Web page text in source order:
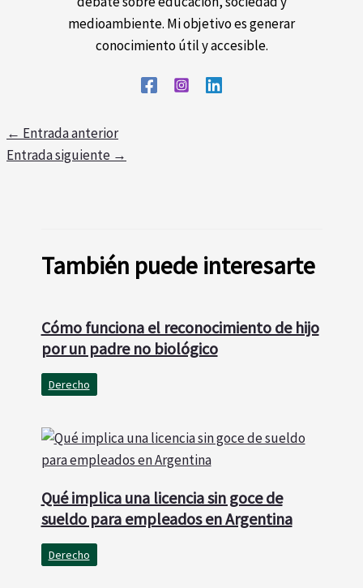
medioambiente. Mi objetivo es generar
conocimiento útil y accesible.
← Entrada anterior
Entrada siguiente →
También puede interesarte
Cómo funciona el reconocimiento de hijo
por un padre no biológico
Derecho
Qué implica una licencia sin goce de
sueldo para empleados en Argentina
Derecho